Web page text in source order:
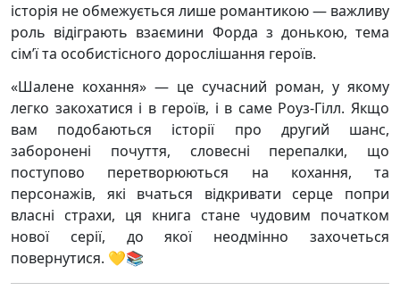
історія не обмежується лише романтикою — важливу
роль відіграють взаємини Форда з донькою, тема
сім’ї та особистісного дорослішання героїв.
«Шалене кохання» — це сучасний роман, у якому
легко закохатися і в героїв, і в саме Роуз-Гілл. Якщо
вам подобаються історії про другий шанс,
заборонені почуття, словесні перепалки, що
поступово перетворюються на кохання, та
персонажів, які вчаться відкривати серце попри
власні страхи, ця книга стане чудовим початком
нової серії, до якої неодмінно захочеться
повернутися. 💛📚